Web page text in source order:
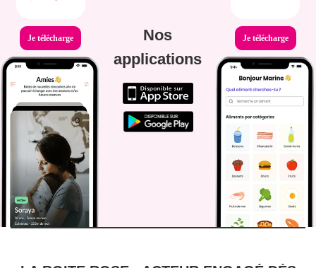
Je télécharge
Nos
applications
Je télécharge